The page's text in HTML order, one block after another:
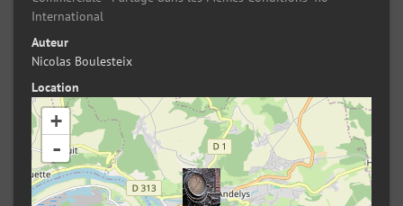
International
Auteur
Nicolas Boulesteix
Location
+
-